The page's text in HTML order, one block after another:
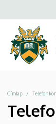
a
tartalomra
Morzsa
Címlap